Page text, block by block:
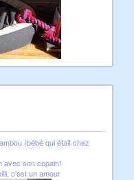
(bébé qui était chez
avec son copain!
c'est un amour